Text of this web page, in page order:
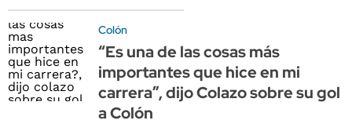
Colón
“Es una de las cosas más
importantes que hice en mi
carrera”, dijo Colazo sobre su gol
a Colón